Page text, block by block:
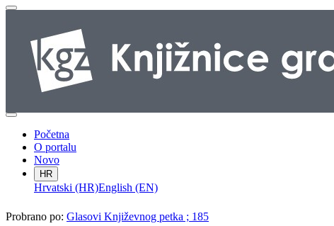
Početna
O portalu
Novo
HR
Hrvatski (HR)English (EN)
Probrano po: Glasovi Književnog petka ; 185